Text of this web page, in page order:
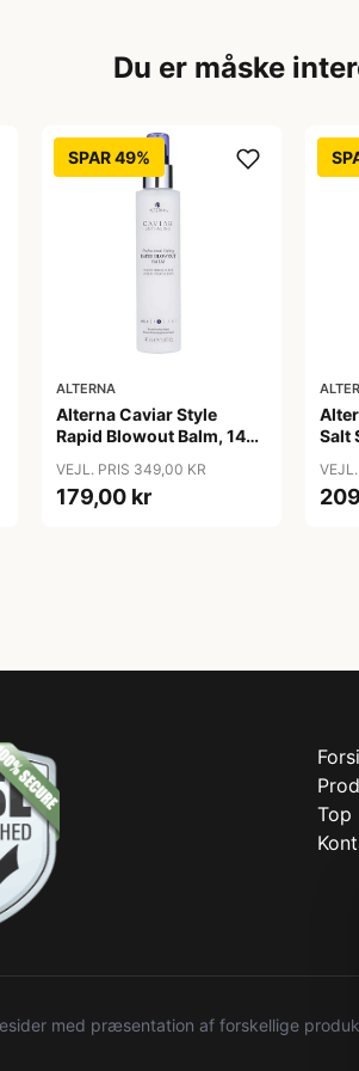
Du er måske
SPAR 49%
ALTERNA
Alterna Caviar Style
Rapid Blowout Balm, 147
VEJL. PRIS 349,00 KR
179,00 kr
Salt
Top
med præsentation af forskellige